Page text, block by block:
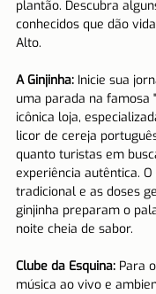
plantão. Descubra
conhecidos que dão
Alto.
A Ginjinha: Inicie sua
uma parada na famosa "
icônica loja,
licor de cereja
quanto turistas em
experiência autêntica.
tradicional e as doses
ginjinha preparam o
noite cheia de sabor.
Clube da Esquina: Para
música ao vivo e